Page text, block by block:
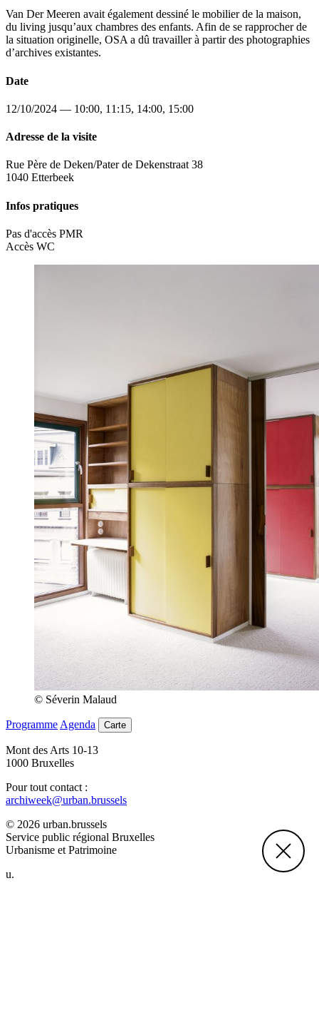
Van Der Meeren avait également dessiné le mobilier de la maison,
du living jusqu’aux chambres des enfants. Afin de se rapprocher de
la situation originelle, OSA a dû travailler à partir des photographies
d’archives existantes.
Date
12/10/2024 — 10:00, 11:15, 14:00, 15:00
Adresse de la visite
Rue Père de Deken/Pater de Dekenstraat 38
1040 Etterbeek
Infos pratiques
Pas d'accès PMR
Accès WC
© Séverin Malaud
Programme Agenda Carte
Mont des Arts 10-13
1000 Bruxelles
Pour tout contact :
archiweek@urban.brussels
© 2026 urban.brussels
Service public régional Bruxelles
Urbanisme et Patrimoine
u.